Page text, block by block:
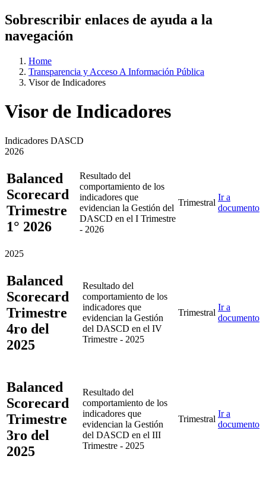
Sobrescribir enlaces de ayuda a la
navegación
Home
Transparencia y Acceso A Información Pública
Visor de Indicadores
Visor de Indicadores
Indicadores DASCD
2026
Balanced
Scorecard
Trimestre
1° 2026
Resultado del
comportamiento de los
indicadores que
evidencian la Gestión del
DASCD en el I Trimestre
- 2026
Trimestral
Ir a
documento
2025
Balanced
Scorecard
Trimestre
4ro del
2025
Resultado del
comportamiento de los
indicadores que
evidencian la Gestión
del DASCD en el IV
Trimestre - 2025
Trimestral
Ir a
documento
Balanced
Scorecard
Trimestre
3ro del
2025
Resultado del
comportamiento de los
indicadores que
evidencian la Gestión
del DASCD en el III
Trimestre - 2025
Trimestral
Ir a
documento